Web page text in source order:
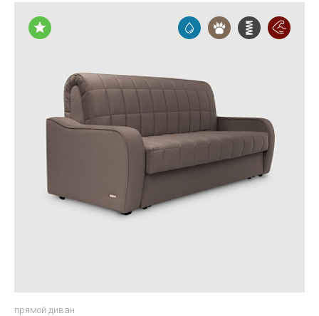
прямой диван